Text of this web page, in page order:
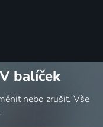
balíček
nebo zrušit. Vše